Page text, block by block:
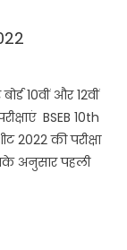
10वीं और 12वीं
BSEB 10th
2022 की परीक्षा
अनुसार पहली